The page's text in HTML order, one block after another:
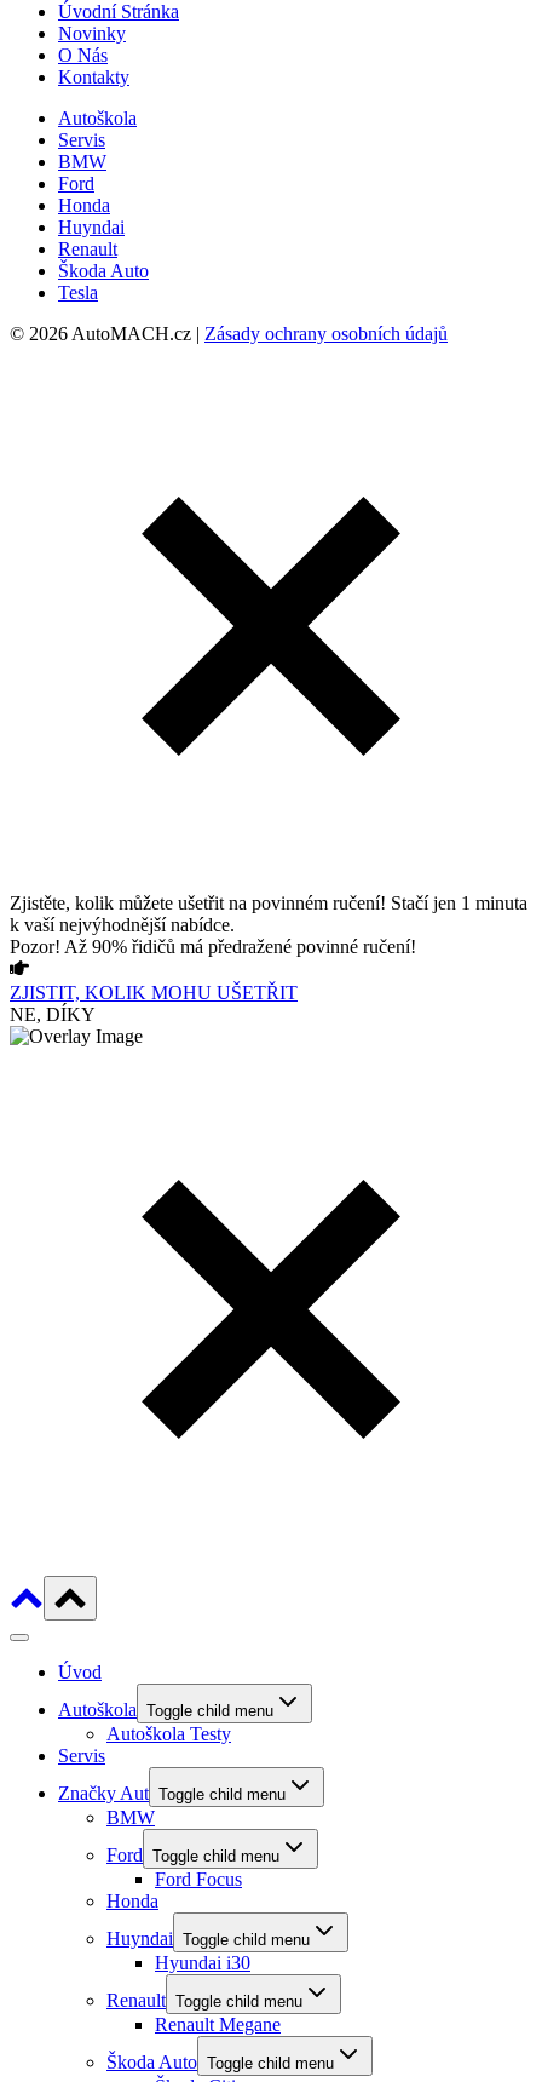
Úvodní Stránka
Novinky
O Nás
Kontakty
Autoškola
Servis
BMW
Ford
Honda
Huyndai
Renault
Škoda Auto
Tesla
© 2026 AutoMACH.cz | Zásady ochrany osobních údajů
Zjistěte, kolik můžete ušetřit na povinném ručení! Stačí jen 1 minuta
k vaší nejvýhodnější nabídce.
Pozor! Až 90% řidičů má předražené povinné ručení!
ZJISTIT, KOLIK MOHU UŠETŘIT
NE, DÍKY
Úvod
Autoškola Toggle child menu
Autoškola Testy
Servis
Značky Aut Toggle child menu
BMW
Ford Toggle child menu
Ford Focus
Honda
Huyndai Toggle child menu
Hyundai i30
Renault Toggle child menu
Renault Megane
Škoda Auto Toggle child menu